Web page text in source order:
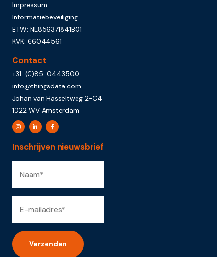
Impressum
Informatiebeveiliging
BTW: NL856371841B01
KVK: 66044561
Contact
+31-(0)85-0443500
info@thingsdata.com
Johan van Hasseltweg 2-C4
1022 WV Amsterdam
Inschrijven nieuwsbrief